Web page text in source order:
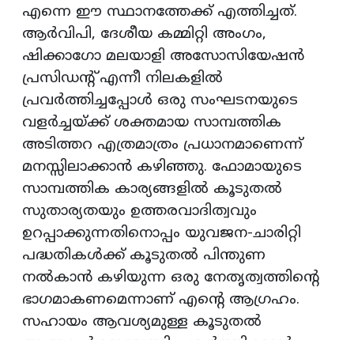
എന്നെ ഈ സ്ഥാനത്തേക്ക് എത്തിച്ചത്.
ആർവിപി, ദേശീയ കമ്മിറ്റി അംഗം,
ഷിക്കാഗോ മലയാളി അസോസിയേഷൻ
പ്രസിഡന്റ് എന്നീ നിലകളിൽ
പ്രവർത്തിച്ചപ്പോൾ ഒരു സംഘടനയുടെ
വളർച്ചയ്ക്ക് ശക്തമായ സാമ്പത്തിക
അടിത്തറ എത്രമാത്രം പ്രധാനമാണെന്ന്
മനസ്സിലാക്കാൻ കഴിഞ്ഞു. ഫോമായുടെ
സാമ്പത്തിക കാര്യങ്ങളിൽ കൂടുതൽ
സുതാര്യതയും ഉത്തരവാദിത്വവും
ഉറപ്പാക്കുന്നതിനൊപ്പം യുവജന-ചാരിറ്റി
പദ്ധതികൾക്ക് കൂടുതൽ പിന്തുണ
നൽകാൻ കഴിയുന്ന ഒരു നേതൃത്വത്തിന്റെ
ഭാഗമാകണമെന്നാണ് എന്റെ ആഗ്രഹം.
സഹായം ആവശ്യമുള്ള കൂടുതൽ